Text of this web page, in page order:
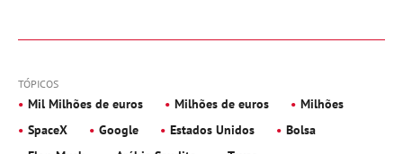
TÓPICOS
Mil Milhões de euros Milhões de euros
Milhões
SpaceX
Google Estados Unidos
Bolsa